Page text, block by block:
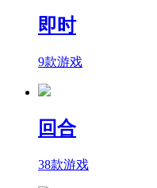
即时
9款游戏
回合
38款游戏